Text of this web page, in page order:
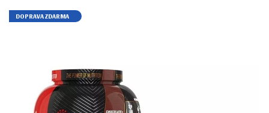
DOPRAVA ZDARMA